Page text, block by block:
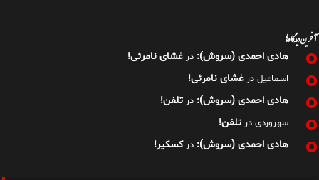
آخرین دیدگاه‌ها
هادی احمدی (سروش): در غشای نامرئی!
اسماعیل در غشای نامرئی!
هادی احمدی (سروش): در تلفن!
سهروردی در تلفن!
هادی احمدی (سروش): درکسکیر!